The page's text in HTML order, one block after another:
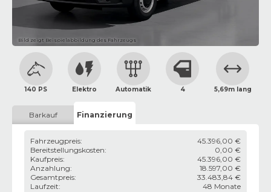
Bild zeigt Beispielabbildung des Fahrzeugs
140 PS Elektro Automatik 4 5,69m lang
Barkauf Finanzierung
Fahrzeugpreis:
45.396,00 €
Bereitstellungskosten:
0,00 €
Kaufpreis:
45.396,00 €
Anzahlung:
18.597,00 €
Gesamtpreis:
33.483,84 €
Laufzeit:
48 Monate